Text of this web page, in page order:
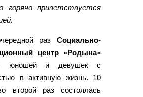
горячо приветствуется
раз Социально-
центр «Родына»
юношей и девушек с
в активную жизнь. 10
второй раз состоялась